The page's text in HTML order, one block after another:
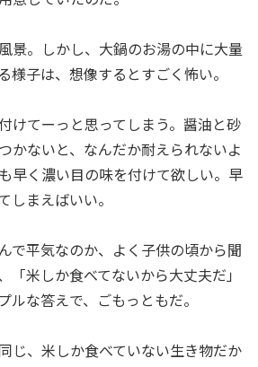
景。しかし、大鍋のお湯の中に大量
様子は、想像するとすごく怖い。
けてーっと思ってしまう。醤油と砂
かないと、なんだか耐えられないよ
早く濃い目の味を付けて欲しい。早
しまえばいい。
で平気なのか、よく子供の頃から聞
「米しか食べてないから大丈夫だ」
ルな答えで、ごもっともだ。
じ、米しか食べていない生き物だか